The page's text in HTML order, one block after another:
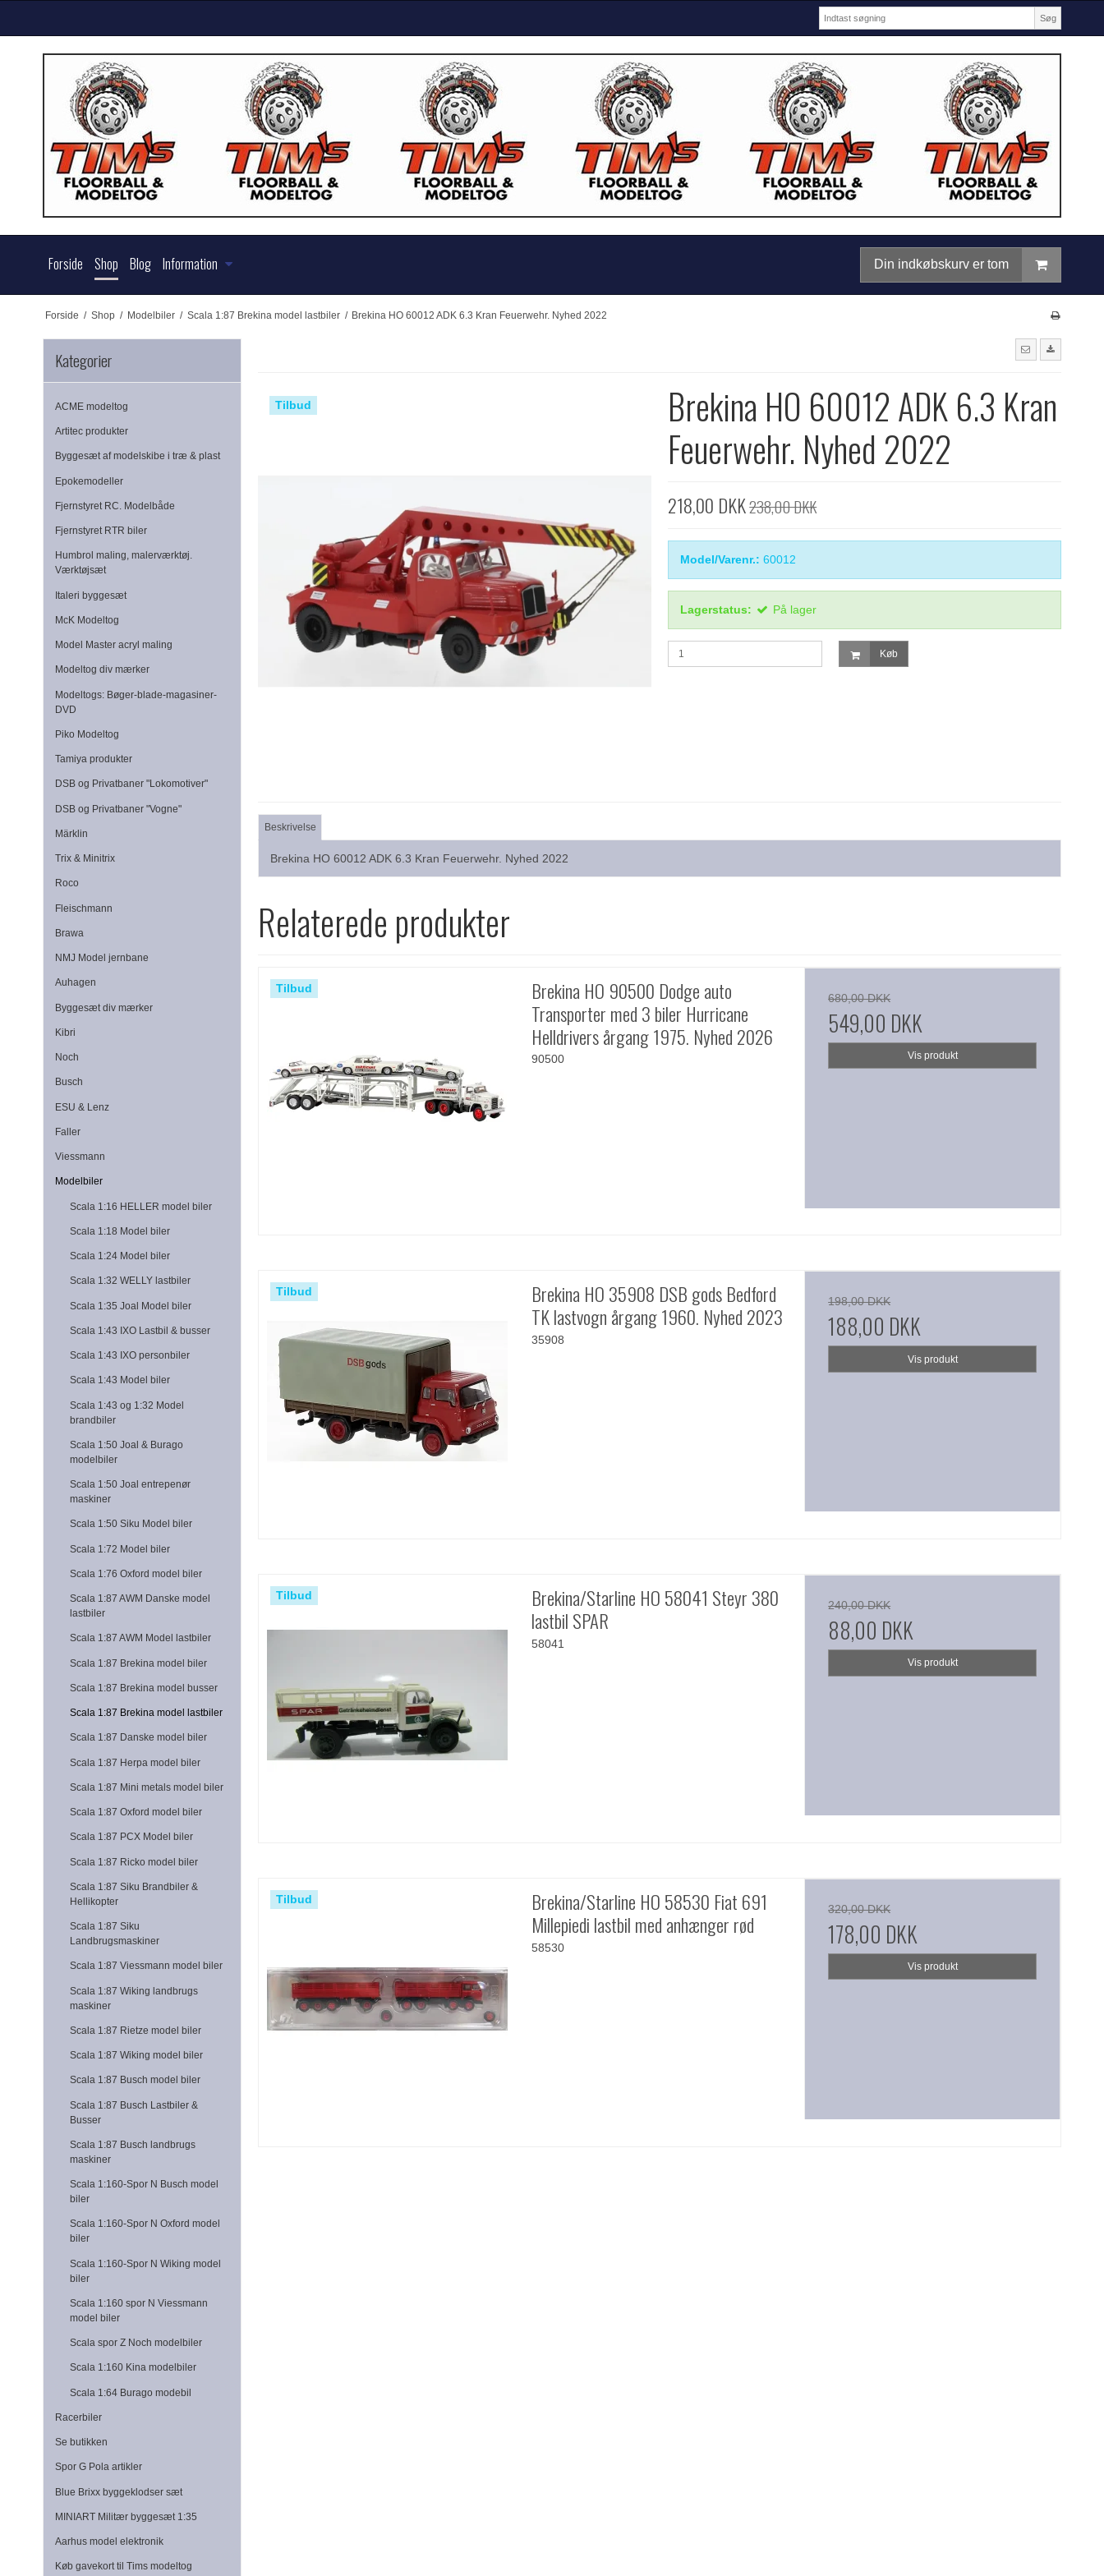
Søg
Forside Shop Blog Information Din indkøbskurv er tom
Forside / Shop / Modelbiler / Scala 1:87 Brekina model lastbiler / Brekina HO 60012 ADK 6.3 Kran Feuerwehr. Nyhed 2022
Kategorier
ACME modeltog
Artitec produkter
Byggesæt af modelskibe i træ & plast
Epokemodeller
Fjernstyret RC. Modelbåde
Fjernstyret RTR biler
Humbrol maling, malerværktøj.
Værktøjsæt
Italeri byggesæt
McK Modeltog
Model Master acryl maling
Modeltog div mærker
Modeltogs: Bøger-blade-magasiner-
DVD
Piko Modeltog
Tamiya produkter
DSB og Privatbaner "Lokomotiver"
DSB og Privatbaner "Vogne"
Märklin
Trix & Minitrix
Roco
Fleischmann
Brawa
NMJ Model jernbane
Auhagen
Byggesæt div mærker
Kibri
Noch
Busch
ESU & Lenz
Faller
Viessmann
Modelbiler
Scala 1:16 HELLER model biler
Scala 1:18 Model biler
Scala 1:24 Model biler
Scala 1:32 WELLY lastbiler
Scala 1:35 Joal Model biler
Scala 1:43 IXO Lastbil & busser
Scala 1:43 IXO personbiler
Scala 1:43 Model biler
Scala 1:43 og 1:32 Model
brandbiler
Scala 1:50 Joal & Burago
modelbiler
Scala 1:50 Joal entrepenør
maskiner
Scala 1:50 Siku Model biler
Scala 1:72 Model biler
Scala 1:76 Oxford model biler
Scala 1:87 AWM Danske model
lastbiler
Scala 1:87 AWM Model lastbiler
Scala 1:87 Brekina model biler
Scala 1:87 Brekina model busser
Scala 1:87 Brekina model lastbiler
Scala 1:87 Danske model biler
Scala 1:87 Herpa model biler
Scala 1:87 Mini metals model biler
Scala 1:87 Oxford model biler
Scala 1:87 PCX Model biler
Scala 1:87 Ricko model biler
Scala 1:87 Siku Brandbiler &
Hellikopter
Scala 1:87 Siku
Landbrugsmaskiner
Scala 1:87 Viessmann model biler
Scala 1:87 Wiking landbrugs
maskiner
Scala 1:87 Rietze model biler
Scala 1:87 Wiking model biler
Scala 1:87 Busch model biler
Scala 1:87 Busch Lastbiler &
Busser
Scala 1:87 Busch landbrugs
maskiner
Scala 1:160-Spor N Busch model
biler
Scala 1:160-Spor N Oxford model
biler
Scala 1:160-Spor N Wiking model
biler
Scala 1:160 spor N Viessmann
model biler
Scala spor Z Noch modelbiler
Scala 1:160 Kina modelbiler
Scala 1:64 Burago modebil
Racerbiler
Se butikken
Spor G Pola artikler
Blue Brixx byggeklodser sæt
MINIART Militær byggesæt 1:35
Aarhus model elektronik
Køb gavekort til Tims modeltog
Tilbud
Brekina HO 60012 ADK 6.3 Kran
Feuerwehr. Nyhed 2022
218,00 DKK238,00 DKK
Model/Varenr.: 60012
Lagerstatus: På lager
Køb
Beskrivelse
Brekina HO 60012 ADK 6.3 Kran Feuerwehr. Nyhed 2022
Relaterede produkter
Tilbud
Brekina HO 90500 Dodge auto
Transporter med 3 biler Hurricane
Helldrivers årgang 1975. Nyhed 2026
90500
680,00 DKK
549,00 DKK
Vis produkt
Tilbud
Brekina HO 35908 DSB gods Bedford
TK lastvogn årgang 1960. Nyhed 2023
35908
198,00 DKK
188,00 DKK
Vis produkt
Tilbud
Brekina/Starline HO 58041 Steyr 380
lastbil SPAR
58041
240,00 DKK
88,00 DKK
Vis produkt
Tilbud
Brekina/Starline HO 58530 Fiat 691
Millepiedi lastbil med anhænger rød
58530
320,00 DKK
178,00 DKK
Vis produkt